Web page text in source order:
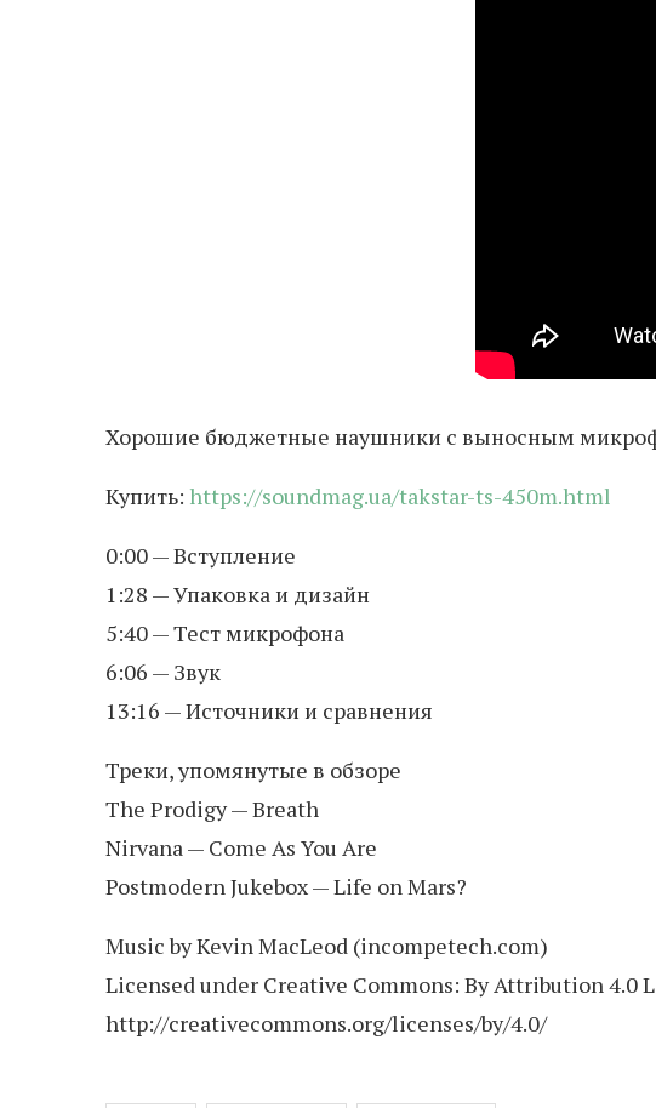
Хорошие бюджетные наушники с выносным
Купить: https://soundmag.ua/takstar-ts-450m.html
0:00 — Вступление
1:28 — Упаковка и дизайн
5:40 — Тест микрофона
6:06 — Звук
13:16 — Источники и сравнения
Треки, упомянутые в обзоре
The Prodigy — Breath
Nirvana — Come As You Are
Postmodern Jukebox — Life on Mars?
Music by Kevin MacLeod (incompetech.com)
Licensed under Creative Commons: By Attribution 4.0
http://creativecommons.org/licenses/by/4.0/